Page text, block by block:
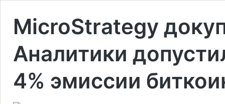
MicroStrategy
Аналитики
4% эмиссии